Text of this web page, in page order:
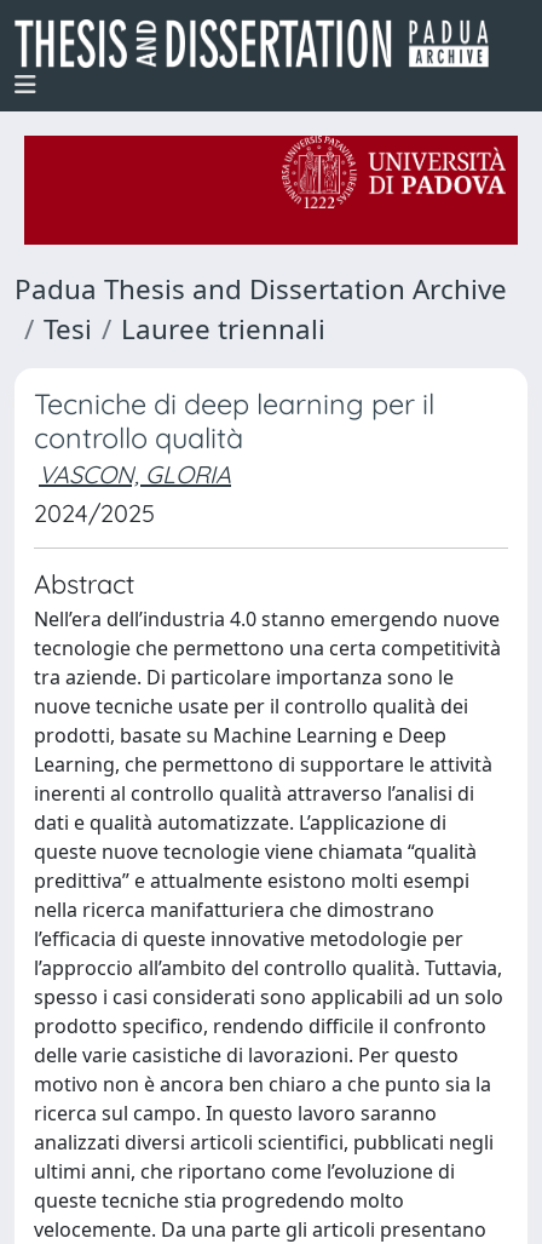
Padua Thesis and Dissertation Archive
Tesi
Lauree triennali
Tecniche di deep learning per il
controllo qualità
VASCON, GLORIA
2024/2025
Abstract
Nell’era dell’industria 4.0 stanno emergendo nuove
tecnologie che permettono una certa competitività
tra aziende. Di particolare importanza sono le
nuove tecniche usate per il controllo qualità dei
prodotti, basate su Machine Learning e Deep
Learning, che permettono di supportare le attività
inerenti al controllo qualità attraverso l’analisi di
dati e qualità automatizzate. L’applicazione di
queste nuove tecnologie viene chiamata “qualità
predittiva” e attualmente esistono molti esempi
nella ricerca manifatturiera che dimostrano
l’efficacia di queste innovative metodologie per
l’approccio all’ambito del controllo qualità. Tuttavia,
spesso i casi considerati sono applicabili ad un solo
prodotto specifico, rendendo difficile il confronto
delle varie casistiche di lavorazioni. Per questo
motivo non è ancora ben chiaro a che punto sia la
ricerca sul campo. In questo lavoro saranno
analizzati diversi articoli scientifici, pubblicati negli
ultimi anni, che riportano come l’evoluzione di
queste tecniche stia progredendo molto
velocemente. Da una parte gli articoli presentano